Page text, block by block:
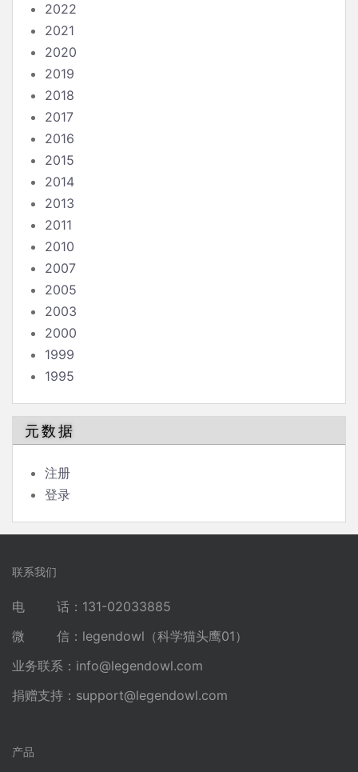
2022
2021
2020
2019
2018
2017
2016
2015
2014
2013
2011
2010
2007
2005
2003
2000
1999
1995
元数据
注册
登录
联系我们
电 话：131-02033885
微 信：legendowl（科学猫头鹰01）
业务联系： info@legendowl.com
捐赠支持： support@legendowl.com
产品